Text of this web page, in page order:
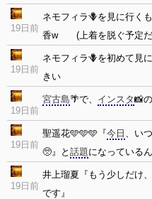
19日前
ネモフィラ🪻を見に行く
香w (上着を脱ぐ予定だ
19日前
ネモフィラ🪻を初めて見
きい
19日前
宮古島🌴で、 インスタ📸
19日前
聖遥花🩵🩵🩵『今日 、い
🥺』と 話題になっている
19日前
井上瑠夏『もう少しだけ
です』